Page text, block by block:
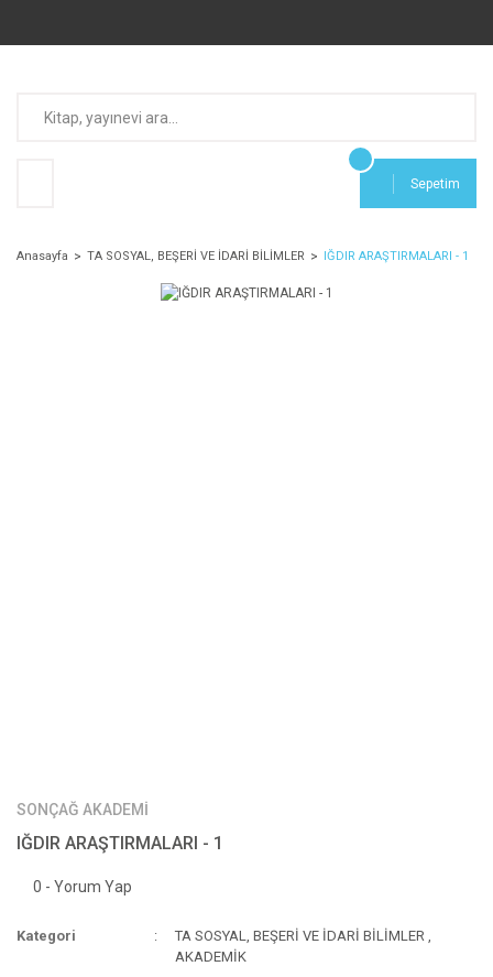
Sepetim
Anasayfa TA SOSYAL, BEŞERİ VE İDARİ BİLİMLER IĞDIR ARAŞTIRMALARI - 1
SONÇAĞ AKADEMİ
IĞDIR ARAŞTIRMALARI - 1
0 - Yorum Yap
Kategori TA SOSYAL, BEŞERİ VE İDARİ BİLİMLER ,
AKADEMİK